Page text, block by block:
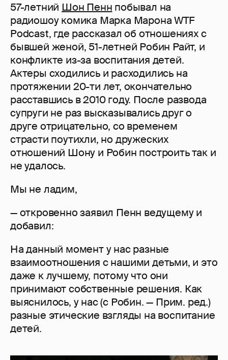
57-летний Шон Пенн побывал на
радиошоу комика Марка Марона WTF
Podcast, где рассказал об отношениях с
бывшей женой, 51-летней Робин Райт, и
конфликте из-за воспитания детей.
Актеры сходились и расходились на
протяжении 20-ти лет, окончательно
расставшись в 2010 году. После развода
супруги не раз высказывались друг о
друге отрицательно, со временем
страсти поутихли, но дружеских
отношений Шону и Робин построить так и
не удалось.
Мы не ладим,
— откровенно заявил Пенн ведущему и
добавил:
На данный момент у нас разные
взаимоотношения с нашими детьми, и это
даже к лучшему, потому что они
принимают собственные решения. Как
выяснилось, у нас (с Робин. — Прим. ред.)
разные этические взгляды на воспитание
детей.